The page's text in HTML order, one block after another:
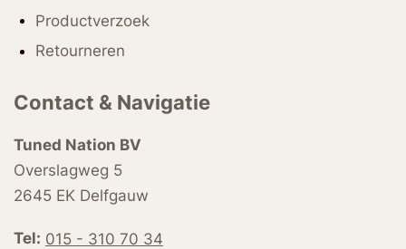
Productverzoek
Retourneren
Contact & Navigatie
Tuned Nation BV
Overslagweg 5
2645 EK Delfgauw
Tel: 015 - 310 70 34